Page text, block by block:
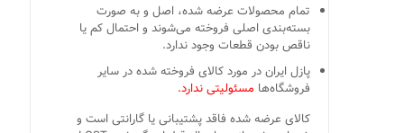
تمام محصولات عرضه شده، اصل و به صورت
بسته‌بندی اصلی فروخته می‌شوند و احتمال کم یا
ناقص بودن قطعات وجود ندارد.
پازل ایران در مورد کالای فروخته شده در سایر
فروشگاه‌ها مسئولیتی ندارد.
کالای عرضه شده فاقد پشتیبانی یا گارانتی است و